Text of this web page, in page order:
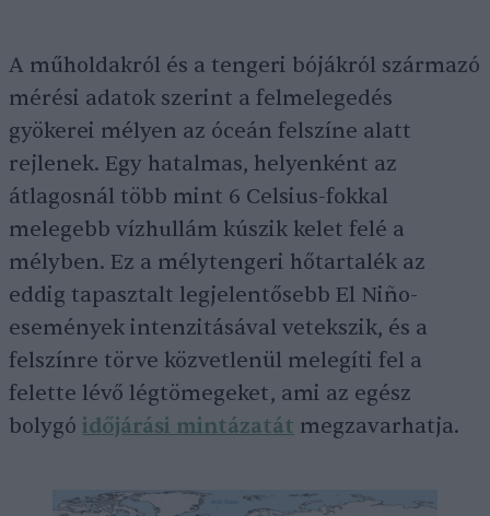
A műholdakról és a tengeri bójákról származó
mérési adatok szerint a felmelegedés
gyökerei mélyen az óceán felszíne alatt
rejlenek. Egy hatalmas, helyenként az
átlagosnál több mint 6 Celsius-fokkal
melegebb vízhullám kúszik kelet felé a
mélyben. Ez a mélytengeri hőtartalék az
eddig tapasztalt legjelentősebb El Niño-
események intenzitásával vetekszik, és a
felszínre törve közvetlenül melegíti fel a
felette lévő légtömegeket, ami az egész
bolygó időjárási mintázatát megzavarhatja.